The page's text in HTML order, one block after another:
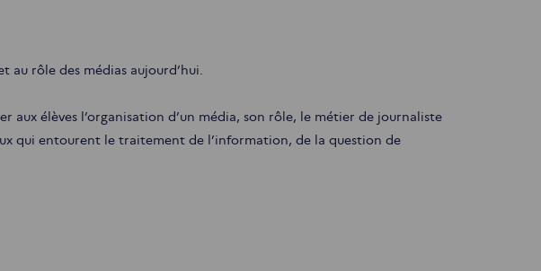
rôle des médias aujourd’hui.
aux élèves l’organisation d’un média, son rôle, le métier de journaliste
qui entourent le traitement de l’information, de la question de